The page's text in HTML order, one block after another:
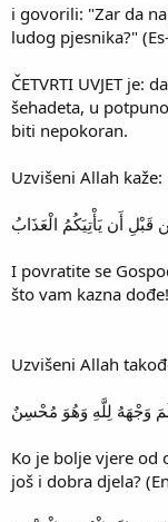
i govorili: "Zar da
ludog pjesnika?"
ČETVRTI UVJET je:
šehadeta, u
biti nepokoran.
Uzvišeni Allah kaže:
قَبْلِ أَن يَأْتِيَكُمُ الْعَذَابُ
I povratite se
što vam kazna
Uzvišeni Allah
وَجْهَهُ لِلَّهِ وَهُوَ مُحْسِنٌ
Ko je bolje vjere od
još i dobra djela?